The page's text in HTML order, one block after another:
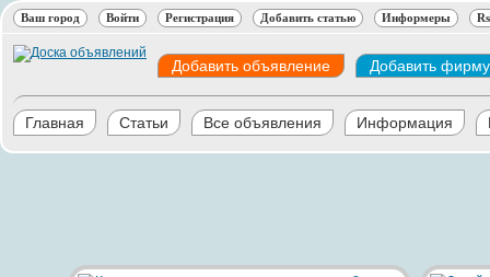
Ваш город Войти Регистрация Добавить статью Информеры
Добавить объявление Добавить фирму
Главная Статьи Все объявления Информация